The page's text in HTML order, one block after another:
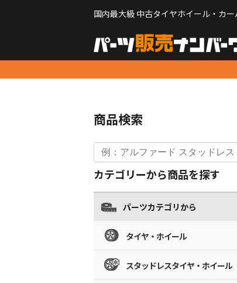
国内最大級 中古タイヤホイール・カ
商品検索
カテゴリーから商品を探す
パーツカテゴリから
タイヤ・ホイール
スタッドレスタイヤ・ホイール